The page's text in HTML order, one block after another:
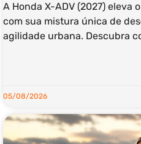
A Honda X-ADV (2027) eleva
com sua mistura única de
agilidade urbana. Descubra
05/08/2026